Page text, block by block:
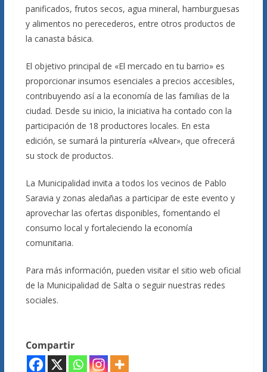
panificados, frutos secos, agua mineral, hamburguesas
y alimentos no perecederos, entre otros productos de
la canasta básica.
El objetivo principal de «El mercado en tu barrio» es
proporcionar insumos esenciales a precios accesibles,
contribuyendo así a la economía de las familias de la
ciudad. Desde su inicio, la iniciativa ha contado con la
participación de 18 productores locales. En esta
edición, se sumará la pinturería «Alvear», que ofrecerá
su stock de productos.
La Municipalidad invita a todos los vecinos de Pablo
Saravia y zonas aledañas a participar de este evento y
aprovechar las ofertas disponibles, fomentando el
consumo local y fortaleciendo la economía
comunitaria.
Para más información, pueden visitar el sitio web oficial
de la Municipalidad de Salta o seguir nuestras redes
sociales.
Compartir